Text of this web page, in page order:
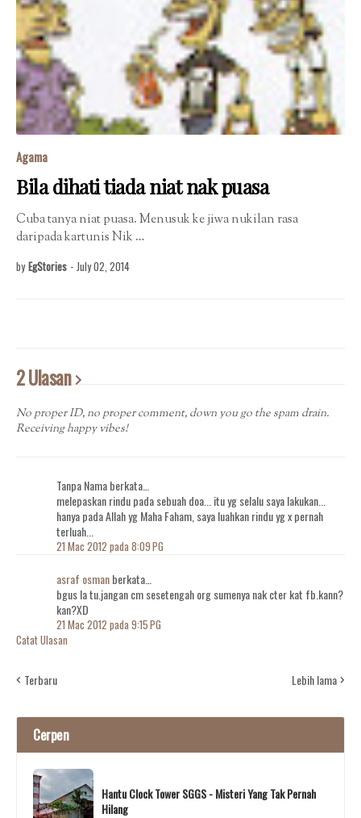
Agama
Bila dihati tiada niat nak puasa
Cuba tanya niat puasa. Menusuk ke jiwa nukilan rasa
daripada kartunis Nik …
by EgStories - July 02, 2014
2 Ulasan
No proper ID, no proper comment, down you go the spam drain.
Receiving happy vibes!
Tanpa Nama berkata…
melepaskan rindu pada sebuah doa... itu yg selalu saya lakukan...
hanya pada Allah yg Maha Faham, saya luahkan rindu yg x pernah
terluah...
21 Mac 2012 pada 8:09 PG
asraf osmanberkata…
bgus la tu.jangan cm sesetengah org sumenya nak cter kat fb.kann?
kan?XD
21 Mac 2012 pada 9:15 PG
Catat Ulasan
Terbaru Lebih lama
Cerpen
Hantu Clock Tower SGGS - Misteri Yang Tak Pernah
Hilang